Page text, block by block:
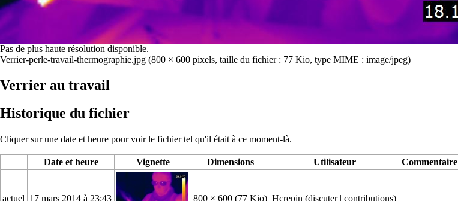
Pas de plus haute résolution disponible.
Verrier-perle-travail-thermographie.jpg (800 × 600 pixels, taille du fichier : 77 Kio, type MIME : image/jpeg)
Verrier au travail
Historique du fichier
Cliquer sur une date et heure pour voir le fichier tel qu'il était à ce moment-là.
Date et heure Vignette Dimensions Utilisateur Commentaire
actuel 17 mars 2014 à 23:43 800 × 600(77 Kio) Hcrepin (discuter|contributions)